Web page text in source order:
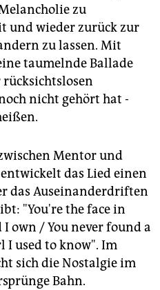
zu
und wieder zurück zur
zu lassen. Mit
taumelnde Ballade
nicht gehört hat -
Mentor und
das Lied einen
das Auseinanderdriften
"You're the face in
own / You never found a
I used to know". Im
sich die Nostalgie im
Bahn.